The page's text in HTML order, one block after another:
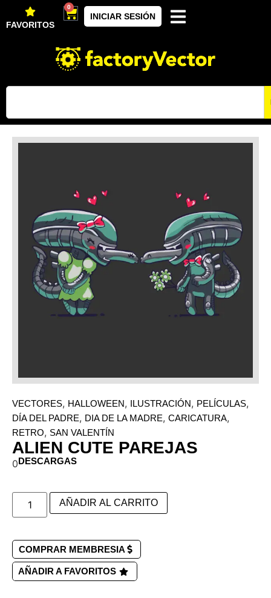
FAVORITOS
0
INICIAR SESIÓN
VECTORES, HALLOWEEN, ILUSTRACIÓN, PELÍCULAS,
DÍA DEL PADRE, DIA DE LA MADRE, CARICATURA,
RETRO, SAN VALENTÍN
ALIEN CUTE PAREJAS
0DESCARGAS
AÑADIR AL CARRITO
COMPRAR MEMBRESIA
AÑADIR A FAVORITOS